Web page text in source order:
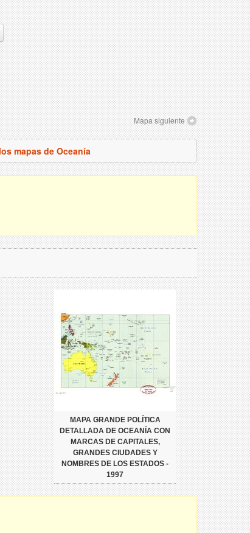
Mapa siguiente
mapas de Oceanía
MAPA GRANDE POLÍTICA
DETALLADA DE OCEANÍA CON
MARCAS DE CAPITALES,
GRANDES CIUDADES Y
NOMBRES DE LOS ESTADOS -
1997